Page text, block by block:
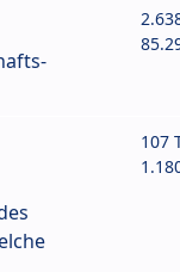
107